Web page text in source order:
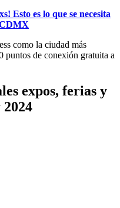
Esto es lo que se necesita
como la ciudad más
puntos de conexión gratuita a
expos, ferias y
2024